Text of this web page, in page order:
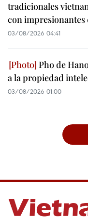
tradicionales
con impresionantes
03/08/2026 04:41
Pho de
a la propiedad
03/08/2026 01:00